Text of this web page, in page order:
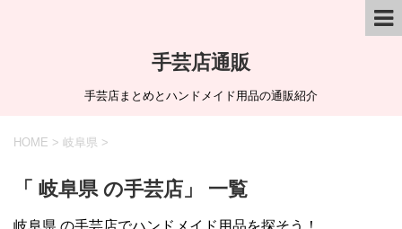
手芸店通販
手芸店まとめとハンドメイド用品の通販紹介
HOME > 岐阜県 >
「 岐阜県 の手芸店」 一覧
岐阜県 の手芸店でハンドメイド用品を探そう！